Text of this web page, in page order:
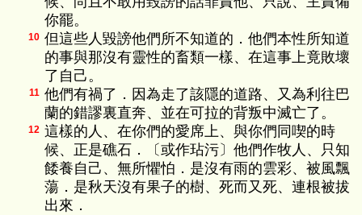
你罷。
10 但這些人毀謗他們所不知道的．他們本性所知道
的事與那沒有靈性的畜類一樣、在這事上竟敗壞
了自己。
11 他們有禍了．因為走了該隱的道路、又為利往巴
蘭的錯謬裏直奔、並在可拉的背叛中滅亡了。
12 這樣的人、在你們的愛席上、與你們同喫的時
候、正是礁石．〔或作玷污〕他們作牧人、只知
餧養自己、無所懼怕．是沒有雨的雲彩、被風飄
蕩．是秋天沒有果子的樹、死而又死、連根被拔
出來．